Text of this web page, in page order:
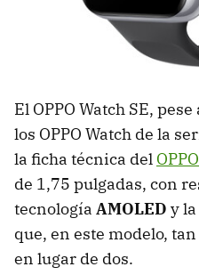
El OPPO Watch SE,
los OPPO Watch de la
la ficha técnica del
de 1,75 pulgadas, con
tecnología AMOLED y
que, en este modelo,
en lugar de dos.